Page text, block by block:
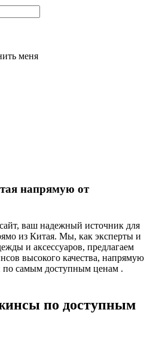
меня
напрямую от
ваш надежный источник для
из Китая. Мы, как эксперты и
и аксессуаров, предлагаем
высокого качества, напрямую
по самым доступным ценам .
по доступным